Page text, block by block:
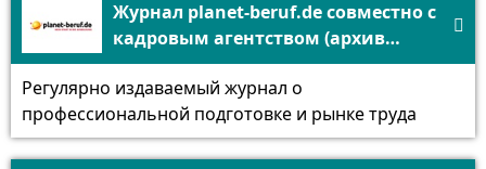
Журнал planet-beruf.de совместно с
кадровым агентством (архив
журнала) - planet-beruf.de.

Регулярно издаваемый журнал о
профессиональной подготовке и рынке труда